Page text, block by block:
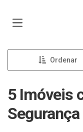
Ordenar
5 Imóveis